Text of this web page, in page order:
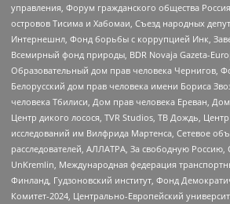
управления, Форум гражданского общества
островов Тисима и Хабомаи, Съезд народных
Интернешнл, Фонд борьбы с коррупцией Инк,
Всемирный фонд природы, BDR Novaja Gazeta-
Образовательный дом прав человека Чернигов,
Белорусский дом прав человека имени Бориса
человека Тбилиси, Дом прав человека Ереван,
Центр дикого лосося, TVR Studios, ТВ Дождь,
исследований им Вилфрида Мартенса, Сетевое
расследователей, АЛЛАТРА, За свободную Россию,
UnKremlin, Международная федерация
Финланд, Гудзоновский институт, Фонд
Комитет-2024, Центрально-Европейский